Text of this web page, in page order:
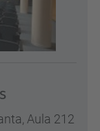
Aula 212